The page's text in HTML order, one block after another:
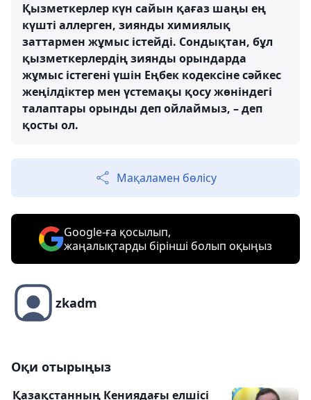
Қызметкерлер күн сайын қағаз шаңы ең
күшті аллерген, зиянды химиялық
заттармен жұмыс істейді. Сондықтан, бұл
қызметкерлердің зиянды орындарда
жұмыс істегені үшін Еңбек кодексіне сәйкес
жеңілдіктер мен үстемақы қосу жөніндегі
талаптары орынды деп ойлаймыз, – деп
қосты ол.
Мақаламен бөлісу
Google-ға қосылып,
жаңалықтарды бірінші болып оқыңыз
zkadm
Оқи отырыңыз
Қазақстанның Кениядағы елшісі